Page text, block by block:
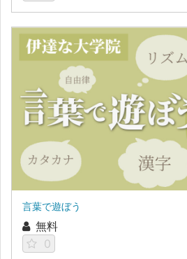
言葉で遊ぼう
無料
0